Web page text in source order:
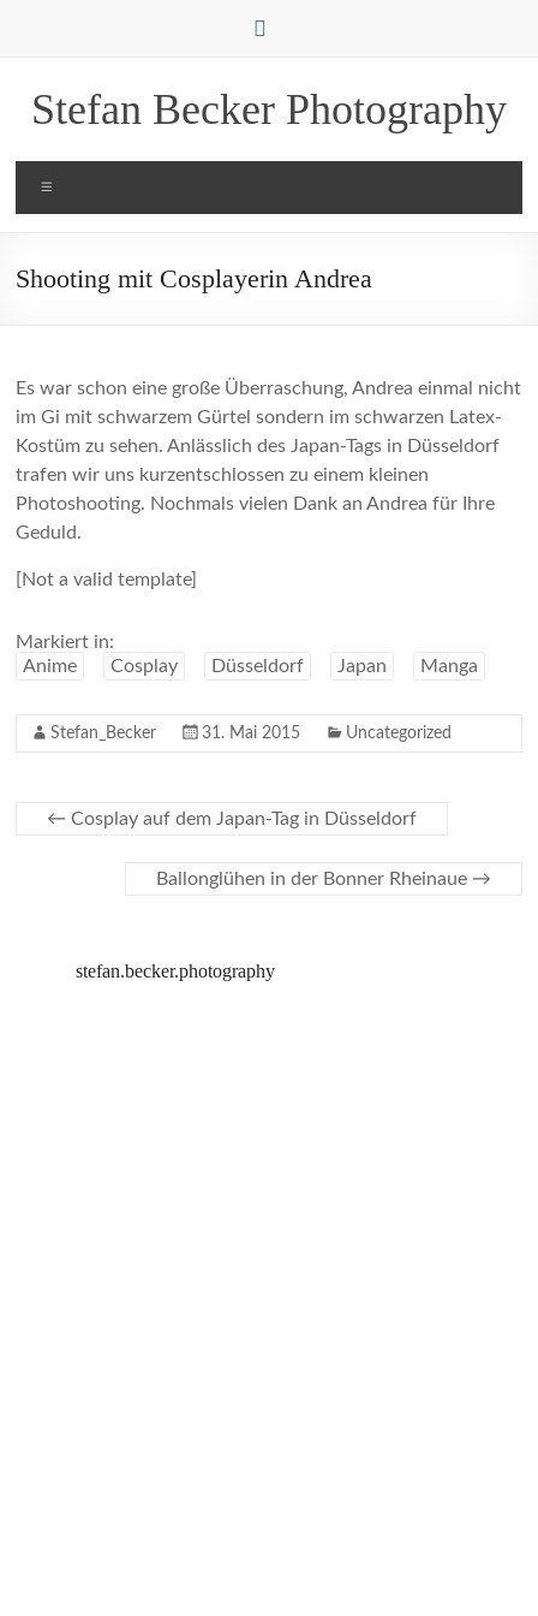
Stefan Becker Photography
Shooting mit Cosplayerin Andrea
Es war schon eine große Überraschung, Andrea einmal nicht
im Gi mit schwarzem Gürtel sondern im schwarzen Latex-
Kostüm zu sehen. Anlässlich des Japan-Tags in Düsseldorf
trafen wir uns kurzentschlossen zu einem kleinen
Photoshooting. Nochmals vielen Dank an Andrea für Ihre
Geduld.
[Not a valid template]
Markiert in:
Anime
Cosplay Düsseldorf Japan Manga
Stefan_Becker 31. Mai 2015 Uncategorized
← Cosplay auf dem Japan-Tag in Düsseldorf
Ballonglühen in der Bonner Rheinaue →
stefan.becker.photography